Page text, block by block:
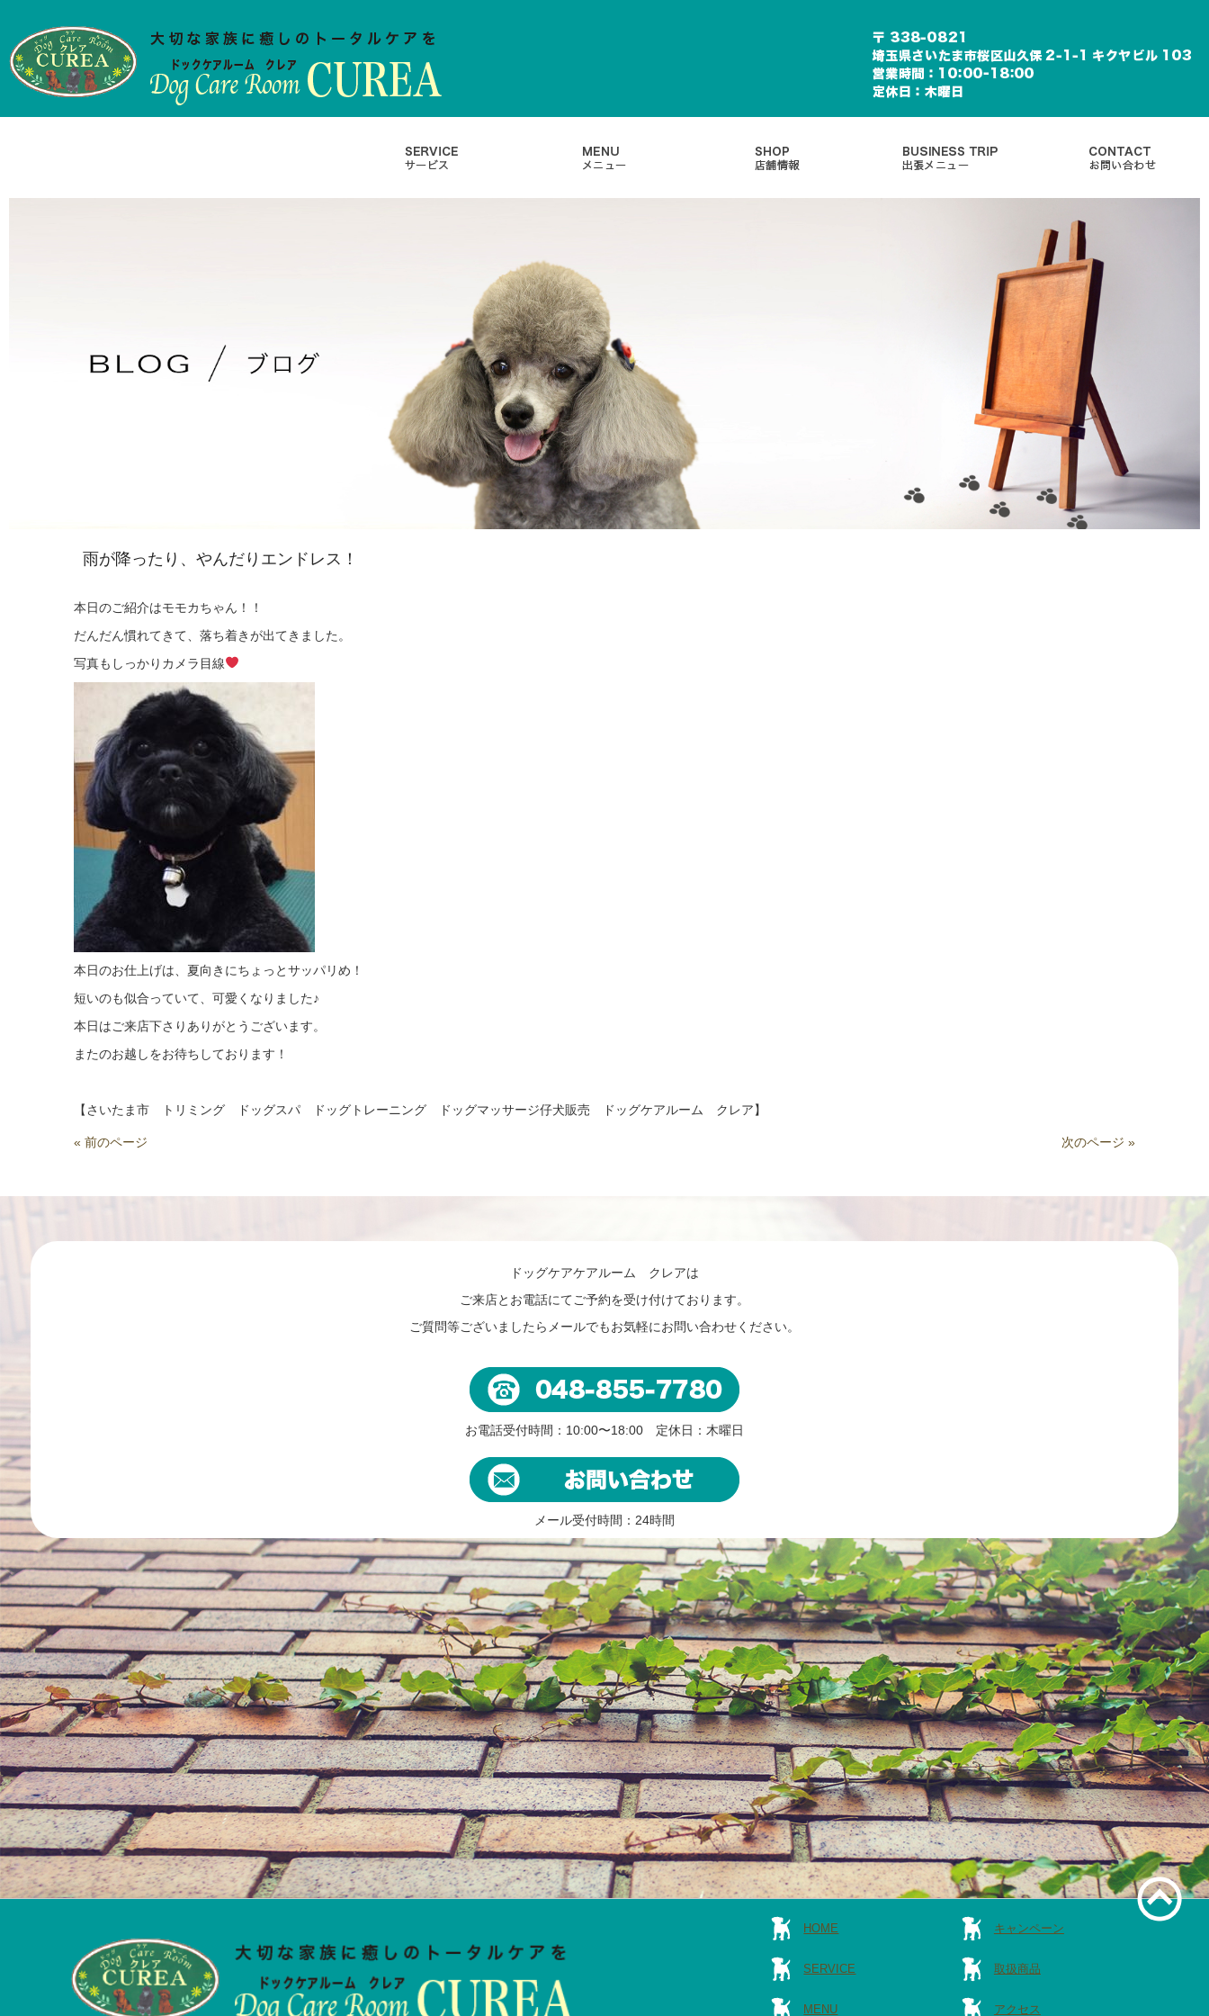
雨が降ったり、やんだりエンドレス！
本日のご紹介はモモカちゃん！！
だんだん慣れてきて、落ち着きが出てきました。
写真もしっかりカメラ目線
本日のお仕上げは、夏向きにちょっとサッパリめ！
短いのも似合っていて、可愛くなりました♪
本日はご来店下さりありがとうございます。
またのお越しをお待ちしております！
【さいたま市 トリミング ドッグスパ ドッグトレーニング ドッグマッサージ仔犬販売 ドッグケアルーム クレア】
« 前のページ 次のページ »
ドッグケアケアルーム クレアは
ご来店とお電話にてご予約を受け付けております。
ご質問等ございましたらメールでもお気軽にお問い合わせください。
お電話受付時間：10:00〜18:00 定休日：木曜日
メール受付時間：24時間
HOME
SERVICE
MENU
キャンペーン
取扱商品
アクセス